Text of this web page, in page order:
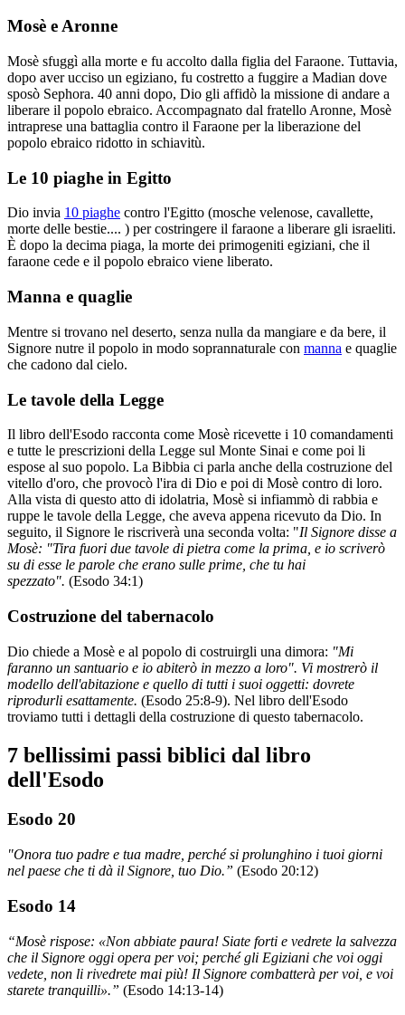
Mosè e Aronne
Mosè sfuggì alla morte e fu accolto dalla figlia del Faraone. Tuttavia,
dopo aver ucciso un egiziano, fu costretto a fuggire a Madian dove
sposò Sephora. 40 anni dopo, Dio gli affidò la missione di andare a
liberare il popolo ebraico. Accompagnato dal fratello Aronne, Mosè
intraprese una battaglia contro il Faraone per la liberazione del
popolo ebraico ridotto in schiavitù.
Le 10 piaghe in Egitto
Dio invia 10 piaghe contro l'Egitto (mosche velenose, cavallette,
morte delle bestie.... ) per costringere il faraone a liberare gli israeliti.
È dopo la decima piaga, la morte dei primogeniti egiziani, che il
faraone cede e il popolo ebraico viene liberato.
Manna e quaglie
Mentre si trovano nel deserto, senza nulla da mangiare e da bere, il
Signore nutre il popolo in modo soprannaturale con manna e quaglie
che cadono dal cielo.
Le tavole della Legge
Il libro dell'Esodo racconta come Mosè ricevette i 10 comandamenti
e tutte le prescrizioni della Legge sul Monte Sinai e come poi li
espose al suo popolo. La Bibbia ci parla anche della costruzione del
vitello d'oro, che provocò l'ira di Dio e poi di Mosè contro di loro.
Alla vista di questo atto di idolatria, Mosè si infiammò di rabbia e
ruppe le tavole della Legge, che aveva appena ricevuto da Dio. In
seguito, il Signore le riscriverà una seconda volta: "Il Signore disse a
Mosè: "Tira fuori due tavole di pietra come la prima, e io scriverò
su di esse le parole che erano sulle prime, che tu hai
spezzato". (Esodo 34:1)
Costruzione del tabernacolo
Dio chiede a Mosè e al popolo di costruirgli una dimora: "Mi
faranno un santuario e io abiterò in mezzo a loro". Vi mostrerò il
modello dell'abitazione e quello di tutti i suoi oggetti: dovrete
riprodurli esattamente. (Esodo 25:8-9). Nel libro dell'Esodo
troviamo tutti i dettagli della costruzione di questo tabernacolo.
7 bellissimi passi biblici dal libro
dell'Esodo
Esodo 20
"Onora tuo padre e tua madre, perché si prolunghino i tuoi giorni
nel paese che ti dà il Signore, tuo Dio.” (Esodo 20:12)
Esodo 14
“Mosè rispose: «Non abbiate paura! Siate forti e vedrete la salvezza
che il Signore oggi opera per voi; perché gli Egiziani che voi oggi
vedete, non li rivedrete mai più! Il Signore combatterà per voi, e voi
starete tranquilli».” (Esodo 14:13-14)